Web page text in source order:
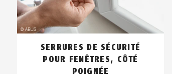
SERRURES DE SÉCURITÉ
POUR FENÊTRES, CÔTÉ
POIGNÉE